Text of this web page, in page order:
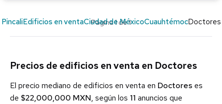
Página 1 de 1
PincaliEdificios en ventaCiudad de MéxicoCuauhtémocDoctores
Precios de edificios en venta en Doctores
El precio mediano de edificios en venta en Doctores es
de $22,000,000 MXN, según los 11 anuncios que